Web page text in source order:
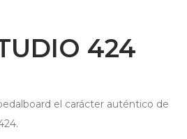
424
el carácter auténtico de